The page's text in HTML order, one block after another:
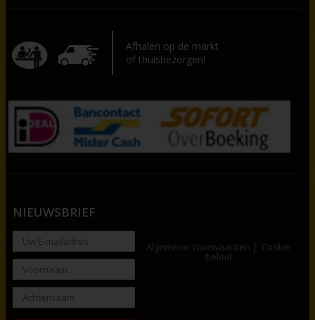
Afhalen op de markt
of thuisbezorgen!
NIEUWSBRIEF
Algemene Voorwaarden Cookie
beleid